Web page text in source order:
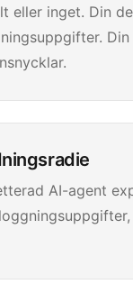
eller inget. Din
AI-agent